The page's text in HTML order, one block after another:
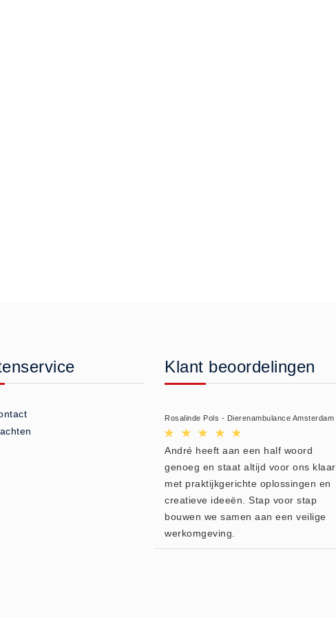
Klant beoordelingen
Rosalinde Pols - Dierenambulance Amsterdam
André heeft aan een half woord
genoeg en staat altijd voor ons klaar
met praktijkgerichte oplossingen en
creatieve ideeën. Stap voor stap
bouwen we samen aan een veilige
werkomgeving.